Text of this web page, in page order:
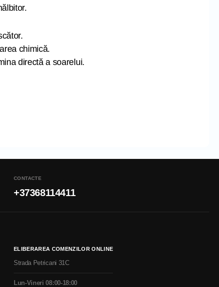
chimică.
directă a soarelui.
CONTACTE
+37368114411
ELIBERAREA COMENZILOR ONLINE
Strada Petricani 31C
Lun-Vineri 08:00-18:00